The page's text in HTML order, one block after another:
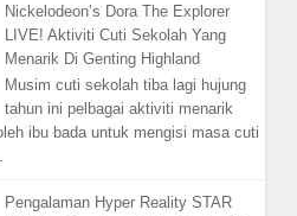
Nickelodeon’s Dora The Explorer
LIVE! Aktiviti Cuti Sekolah Yang
Menarik Di Genting Highland
Musim cuti sekolah tiba lagi hujung
tahun ini pelbagai aktiviti menarik
ibu bada untuk mengisi masa cuti
Pengalaman Hyper Reality STAR